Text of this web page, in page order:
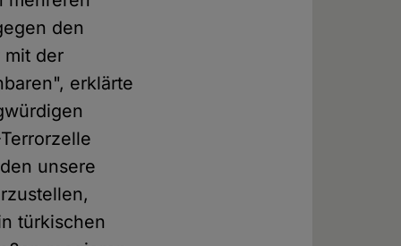
den
mit der
erklärte
unsere
türkischen